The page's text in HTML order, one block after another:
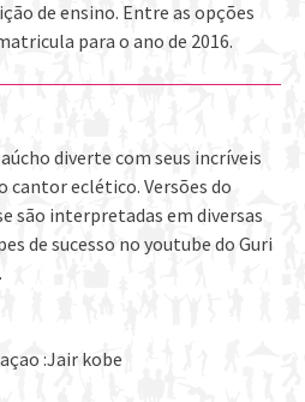
de ensino. Entre as opções
para o ano de 2016.
diverte com seus incríveis
cantor eclético. Versões do
são interpretadas em diversas
de sucesso no youtube do Guri
:Jair kobe